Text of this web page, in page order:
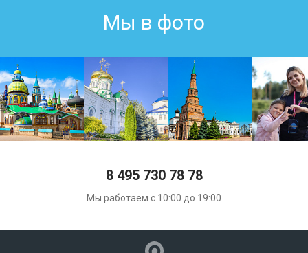
Мы в фото
8 495 730 78 78
Мы работаем с 10:00 до 19:00